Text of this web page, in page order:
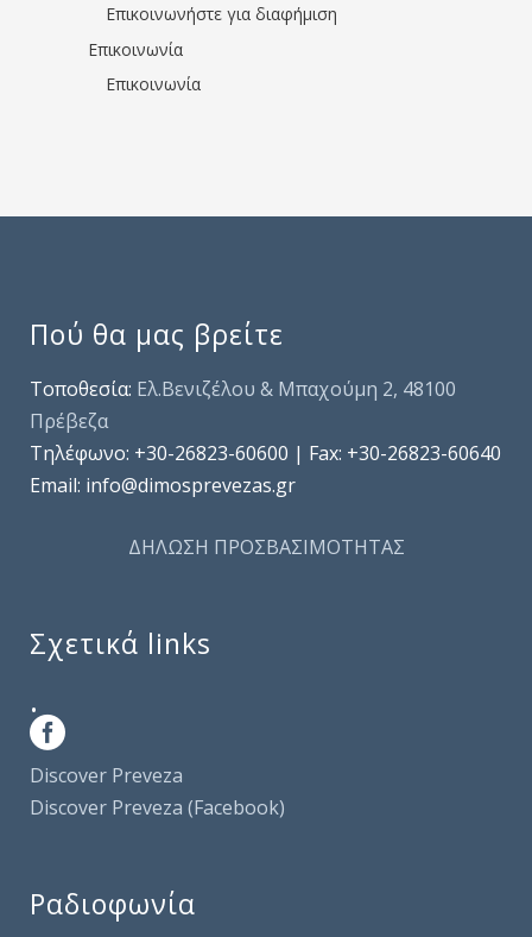
Επικοινωνήστε για διαφήμιση
Επικοινωνία
Επικοινωνία
Πού θα μας βρείτε
Τοποθεσία: Ελ.Βενιζέλου & Μπαχούμη 2, 48100
Πρέβεζα
Τηλέφωνo: +30-26823-60600 | Fax: +30-26823-60640
Email: info@dimosprevezas.gr
ΔΗΛΩΣΗ ΠΡΟΣΒΑΣΙΜΟΤΗΤΑΣ
Σχετικά links
.
Discover Preveza
Discover Preveza (Facebook)
Ραδιοφωνία